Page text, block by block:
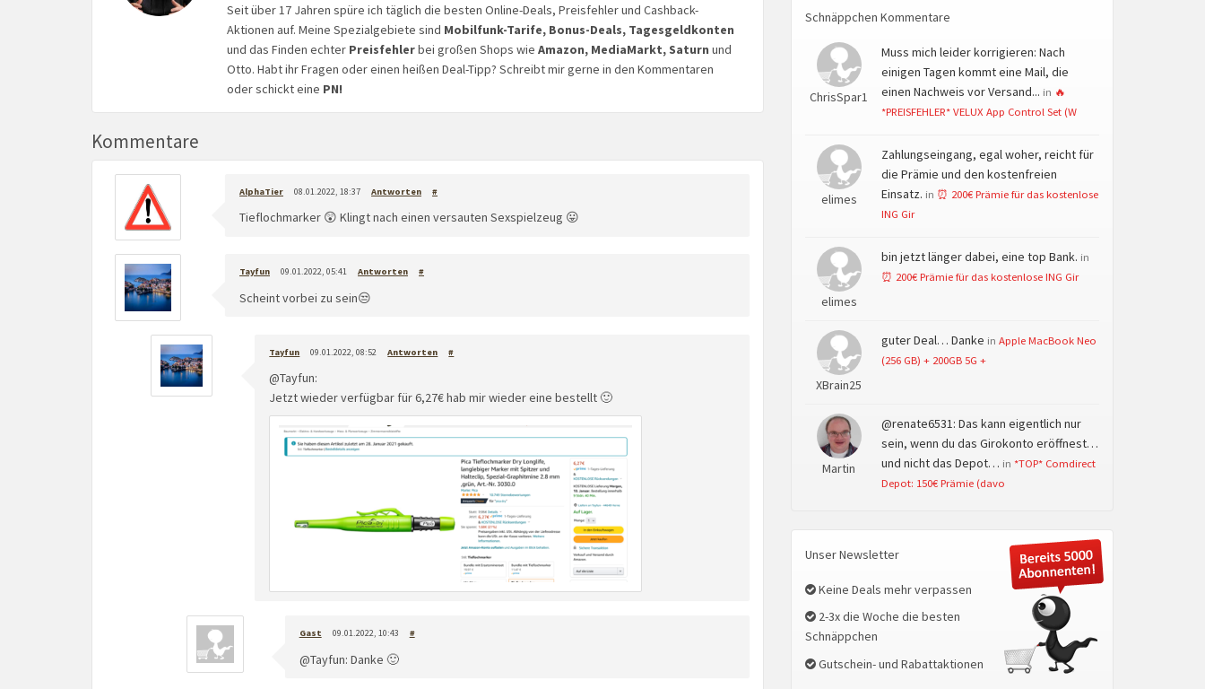
Seit über 17 Jahren spüre ich täglich die besten Online-Deals, Preisfehler und Cashback-
Aktionen auf. Meine Spezialgebiete sind Mobilfunk-Tarife, Bonus-Deals, Tagesgeldkonten
und das Finden echterPreisfehlerbei großen Shops wie Amazon, MediaMarkt, Saturn und
Otto. Habt ihr Fragen oder einen heißen Deal-Tipp? Schreibt mir gerne in den Kommentaren
oder schickt eine PN!
Kommentare
AlphaTier 08.01.2022, 18:37 Antworten #
Tieflochmarker 😲 Klingt nach einen versauten Sexspielzeug 😛
Tayfun 09.01.2022, 05:41 Antworten #
Scheint vorbei zu sein😒
Tayfun 09.01.2022, 08:52 Antworten #
@Tayfun:
Jetzt wieder verfügbar für 6,27€ hab mir wieder eine bestellt 🙂
Gast 09.01.2022, 10:43 #
@Tayfun: Danke 🙂
Schnäppchen Kommentare
ChrisSpar1
Muss mich leider korrigieren: Nach
einigen Tagen kommt eine Mail, die
einen Nachweis vor Versand... in 🔥
*PREISFEHLER* VELUX App Control Set (W
elimes
Zahlungseingang, egal woher, reicht für
die Prämie und den kostenfreien
Einsatz. in ⏰ 200€ Prämie für das kostenlose
ING Gir
elimes
bin jetzt länger dabei, eine top Bank. in
⏰ 200€ Prämie für das kostenlose ING Gir
XBrain25
guter Deal… Danke in Apple MacBook Neo
(256 GB) + 200GB 5G +
Martin
@renate6531: Das kann eigentlich nur
sein, wenn du das Girokonto eröffnest…
und nicht das Depot… in *TOP* Comdirect
Depot: 150€ Prämie (davo
Unser Newsletter
Keine Deals mehr verpassen
2-3x die Woche die besten
Schnäppchen
Gutschein- und Rabattaktionen